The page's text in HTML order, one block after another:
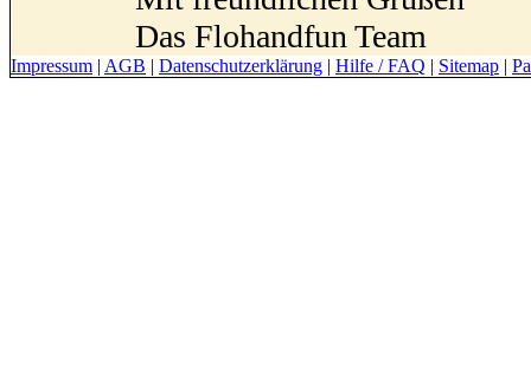
Das Flohandfun Team
Impressum | AGB | Datenschutzerklärung | Hilfe / FAQ | Sitemap |